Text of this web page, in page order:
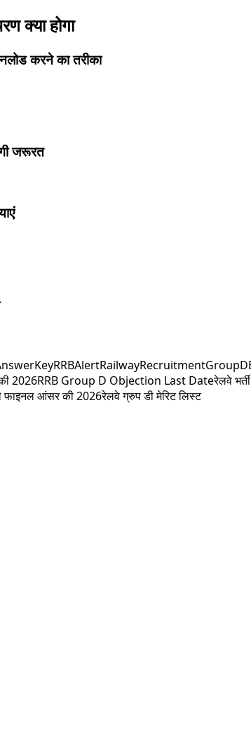
क्या होगा
करने का तरीका
जरूरत
RRBAlertRailwayRecruitment
2026RRB Group D Objection Last Dateरेलवे
फाइनल आंसर की 2026रेलवे ग्रुप डी मेरिट लिस्ट